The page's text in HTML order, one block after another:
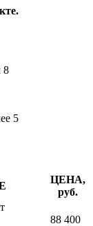
8
5
ЦЕНА,
руб.
88 400